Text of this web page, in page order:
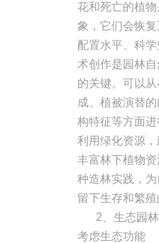
花和死亡的植
象，它们会恢
配置水平、科
术创作是园林
的关键。可以
成、植被演替
构特征等方面
利用绿化资源，
丰富林下植物
种造林实践，
留下生存和繁殖
2、生态园
考虑生态功能